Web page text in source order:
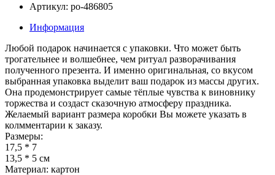
Артикул: po-486805
Информация
Любой подарок начинается с упаковки. Что может быть
трогательнее и волшебнее, чем ритуал разворачивания
полученного презента. И именно оригинальная, со вкусом
выбранная упаковка выделит ваш подарок из массы других.
Она продемонстрирует самые тёплые чувства к виновнику
торжества и создаст сказочную атмосферу праздника.
Желаемый вариант размера коробки Вы можете указать в
колмментарии к заказу.
Размеры:
17,5 * 7
13,5 * 5 см
Материал: картон